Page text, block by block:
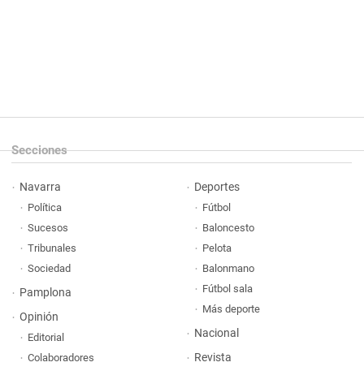
Secciones
Navarra
Política
Sucesos
Tribunales
Sociedad
Pamplona
Opinión
Editorial
Colaboradores
Deportes
Fútbol
Baloncesto
Pelota
Balonmano
Fútbol sala
Más deporte
Nacional
Revista